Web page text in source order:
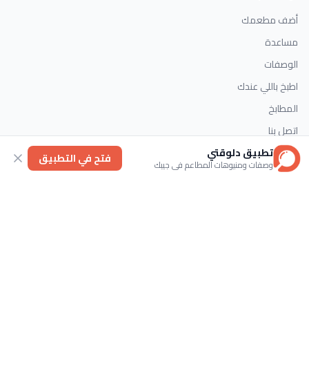
أضف مطعمك
مساعدة
الوصفات
اطبخ باللي عندك
المطابخ
اتصل بنا
التصنيفات
تطبيق دلوقتي
وصفات ومنيوهات المطاعم في جيبك فتح في التطبيق